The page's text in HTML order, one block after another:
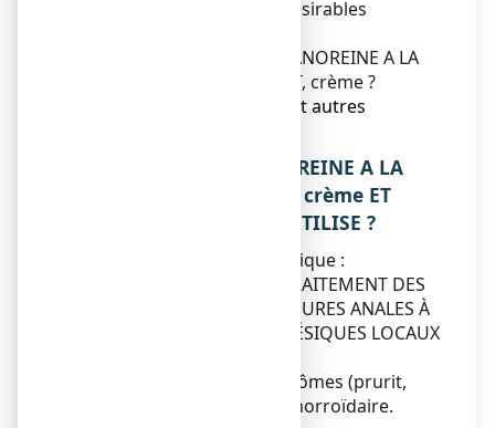
4. Quels sont les effets indésirables
5. Comment conserver TITANOREINE A LA
LIDOCAINE 2 POUR CENT, crème ?
6. Contenu de l’emballage et autres
1. QU’EST-CE QUE TITANOREINE A LA
LIDOCAINE 2 POUR CENT, crème ET
DANS QUELS CAS EST-IL UTILISE ?
Classe pharmacothérapeutique :
MÉDICAMENTS POUR LE TRAITEMENT DES
HÉMORROÏDES ET DES FISSURES ANALES À
USAGE TOPIQUE - ANESTHÉSIQUES LOCAUX
Traitement local des symptômes (prurit,
douleurs) liés à la crise hémorroïdaire.